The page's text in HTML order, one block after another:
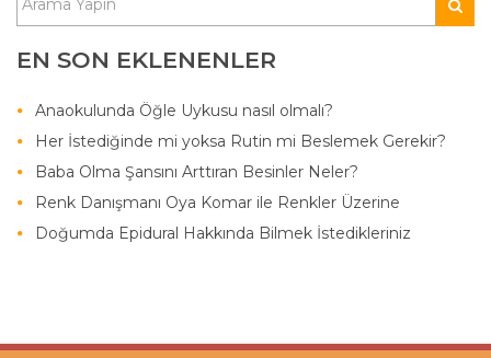
EN SON EKLENENLER
Anaokulunda Öğle Uykusu nasıl olmalı?
Her İstediğinde mi yoksa Rutin mi Beslemek Gerekir?
Baba Olma Şansını Arttıran Besinler Neler?
Renk Danışmanı Oya Komar ile Renkler Üzerine
Doğumda Epidural Hakkında Bilmek İstedikleriniz